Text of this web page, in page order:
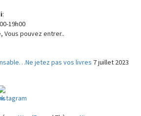
:
19h00
Vous pouvez entrer..
jetez pas vos livres 7 juillet 2023